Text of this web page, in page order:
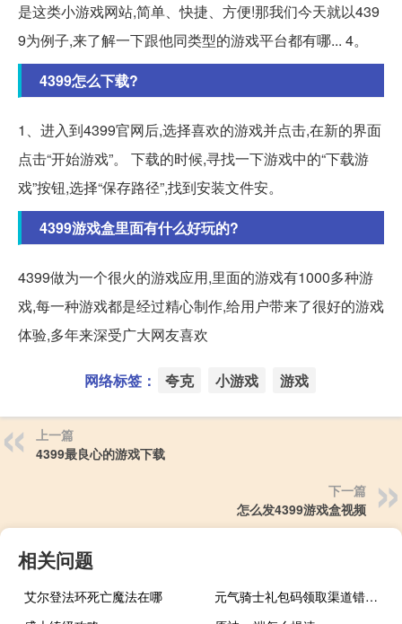
是这类小游戏网站,简单、快捷、方便!那我们今天就以439
9为例子,来了解一下跟他同类型的游戏平台都有哪... 4。
4399怎么下载?
1、进入到4399官网后,选择喜欢的游戏并点击,在新的界面
点击“开始游戏”。 下载的时候,寻找一下游戏中的“下载游
戏”按钮,选择“保存路径”,找到安装文件安。
4399游戏盒里面有什么好玩的?
4399做为一个很火的游戏应用,里面的游戏有1000多种游
戏,每一种游戏都是经过精心制作,给用户带来了很好的游戏
体验,多年来深受广大网友喜欢
网络标签： 夸克 小游戏 游戏
上一篇
4399最良心的游戏下载
下一篇
怎么发4399游戏盒视频
相关问题
艾尔登法环死亡魔法在哪
元气骑士礼包码领取渠道错误怎么办